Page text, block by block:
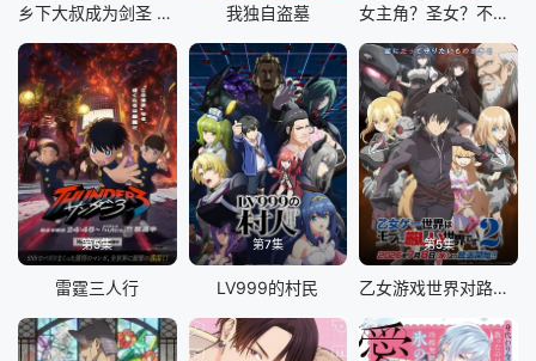
乡下大叔成为剑圣 第二季 我独自盗墓 女主角？圣女？不，我是杂役女仆（自豪）
第5集
雷霆三人行
第7集
LV999的村民
第5集
乙女游戏世界对路人角色很不友好 第二季